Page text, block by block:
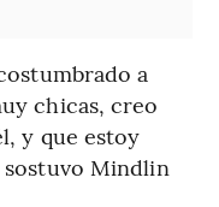
a
chicas, creo
y que estoy
Mindlin